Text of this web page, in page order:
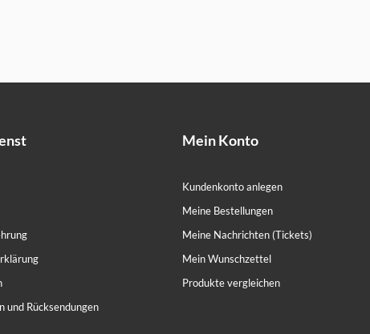
und Rücksendungen
Mein Konto
Kundenkonto anlegen
Meine Bestellungen
Meine Nachrichten (Tickets)
Mein Wunschzettel
Produkte vergleichen